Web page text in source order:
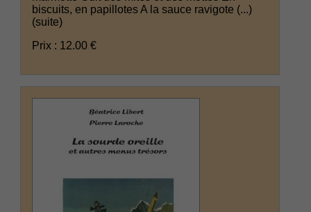
biscuits, en papillotes A la sauce ravigote (...)
(suite)
Prix : 12.00 €